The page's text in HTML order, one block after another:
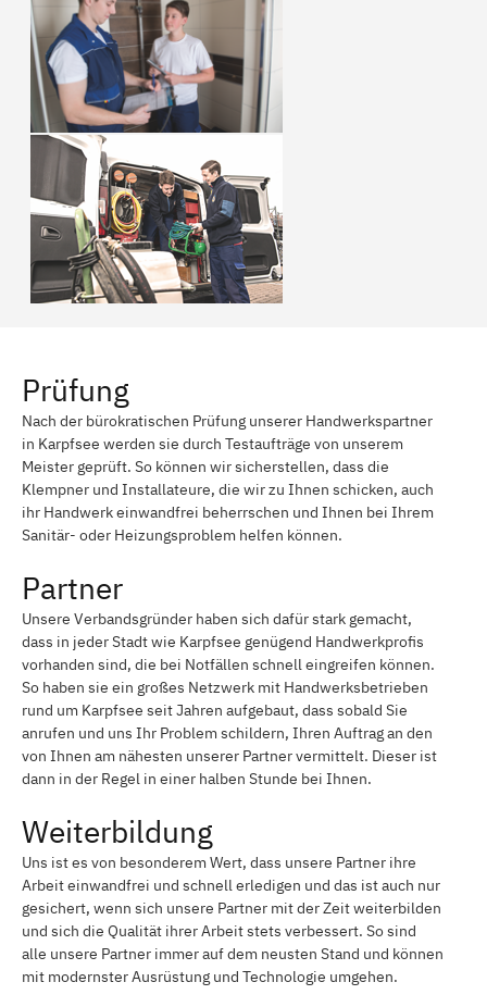
Prüfung
Nach der bürokratischen Prüfung unserer Handwerkspartner
in Karpfsee werden sie durch Testaufträge von unserem
Meister geprüft. So können wir sicherstellen, dass die
Klempner und Installateure, die wir zu Ihnen schicken, auch
ihr Handwerk einwandfrei beherrschen und Ihnen bei Ihrem
Sanitär- oder Heizungsproblem helfen können.
Partner
Unsere Verbandsgründer haben sich dafür stark gemacht,
dass in jeder Stadt wie Karpfsee genügend Handwerkprofis
vorhanden sind, die bei Notfällen schnell eingreifen können.
So haben sie ein großes Netzwerk mit Handwerksbetrieben
rund um Karpfsee seit Jahren aufgebaut, dass sobald Sie
anrufen und uns Ihr Problem schildern, Ihren Auftrag an den
von Ihnen am nähesten unserer Partner vermittelt. Dieser ist
dann in der Regel in einer halben Stunde bei Ihnen.
Weiterbildung
Uns ist es von besonderem Wert, dass unsere Partner ihre
Arbeit einwandfrei und schnell erledigen und das ist auch nur
gesichert, wenn sich unsere Partner mit der Zeit weiterbilden
und sich die Qualität ihrer Arbeit stets verbessert. So sind
alle unsere Partner immer auf dem neusten Stand und können
mit modernster Ausrüstung und Technologie umgehen.